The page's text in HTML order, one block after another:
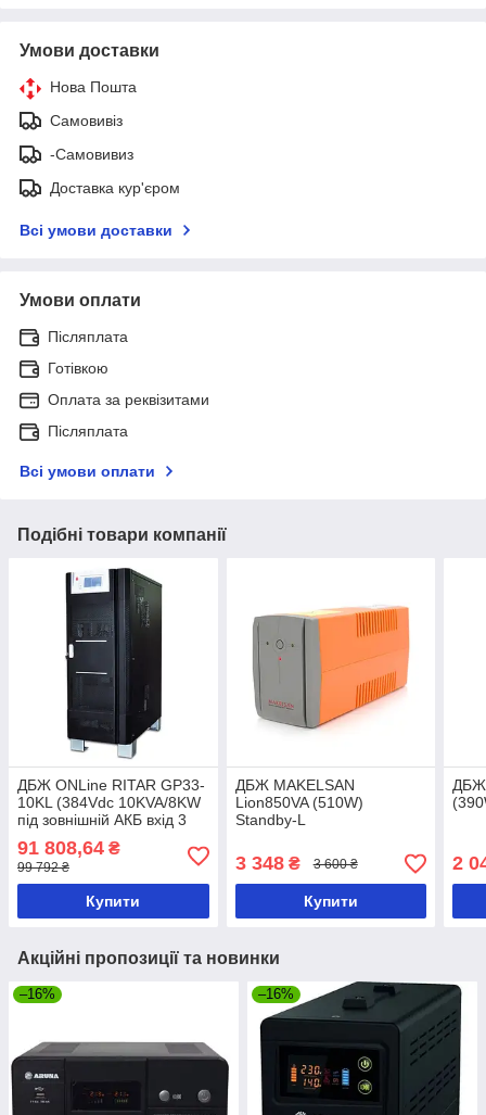
Умови доставки
Нова Пошта
Самовивіз
-Самовивиз
Доставка кур'єром
Всі умови доставки
Умови оплати
Післяплата
Готівкою
Оплата за реквізитами
Післяплата
Всі умови оплати
Подібні товари компанії
ДБЖ ONLine RITAR GP33-
10KL (384Vdc 10KVA/8KW
під зовнішній АКБ вхід 3
91 808,64 ₴
99 792 ₴
Купити
ДБЖ MAKELSAN
Lion850VA (510W)
Standby-L
3 348₴ 3 600 ₴
Купити
ДБЖ
2
Акційні пропозиції та новинки
–16% –16%